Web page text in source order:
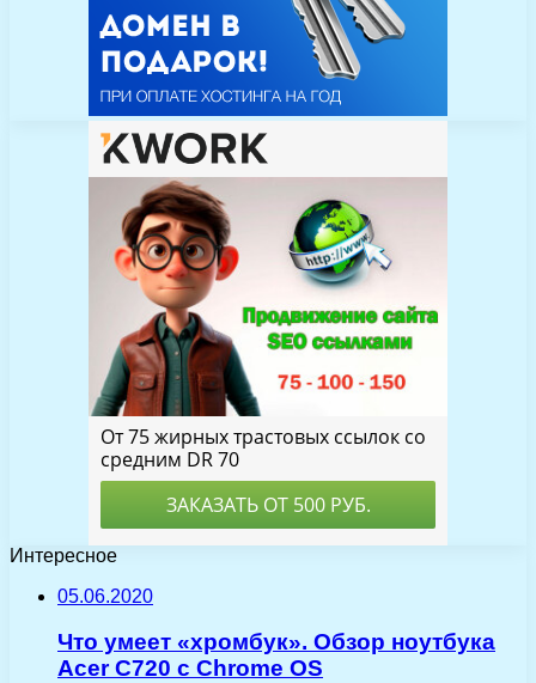
Интересное
05.06.2020
Что умеет «хромбук». Обзор ноутбука
Acer C720 с Chrome OS